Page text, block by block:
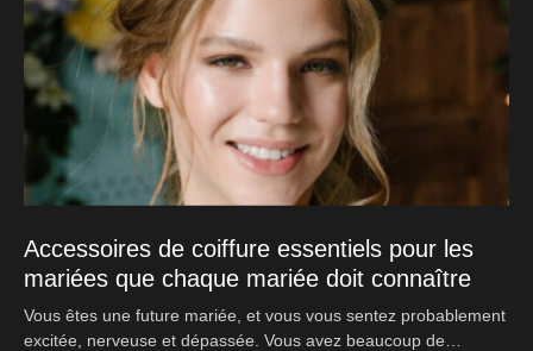
Accessoires de coiffure essentiels pour les
mariées que chaque mariée doit connaître
Vous êtes une future mariée, et vous vous sentez probablement
excitée, nerveuse et dépassée. Vous avez beaucoup de…